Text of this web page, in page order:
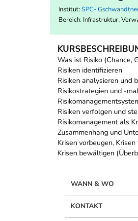
Institut: SPC-
Bereich: Infrastruktur,
Was ist Risiko (Chance,
Risiken identifizieren
Risiken analysieren und
Risikostrategien und -
Risiken verfolgen und
Risikomanagement als
Zusammenhang und
Krisen vorbeugen,
Krisen bewältigen
WANN & WO
KONTAKT